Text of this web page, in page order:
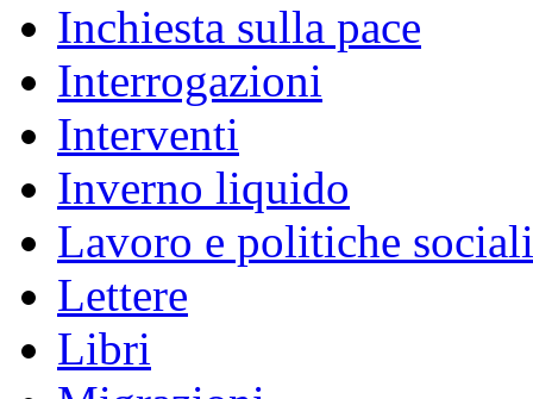
Inchiesta sulla pace
Interrogazioni
Interventi
Inverno liquido
Lavoro e politiche sociali
Lettere
Libri